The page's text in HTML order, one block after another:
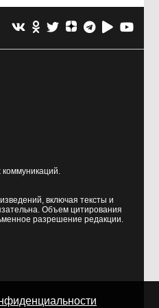
включая тексты и
Объем цитирования
разрешение редакции.